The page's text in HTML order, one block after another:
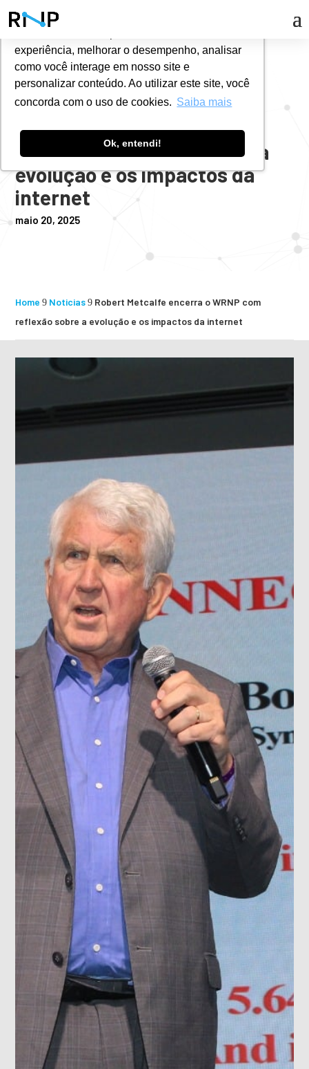
experiência, melhorar o desempenho, analisar
como você interage em nosso site e
personalizar conteúdo. Ao utilizar este site, você
concorda com o uso de cookies. Saiba mais
Ok, entendi!
# NOTÍCIAS
Robert Metcalfe encerra o
WRNP com reflexão sobre a
evolução e os impactos da
internet
maio 20, 2025
Home 9 Noticias 9 Robert Metcalfe encerra o WRNP com
reflexão sobre a evolução e os impactos da internet